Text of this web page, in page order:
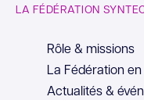
LA FÉDÉRATION
Rôle & missions
La Fédération
Actualités &